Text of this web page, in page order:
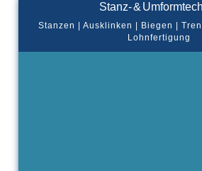
Stanz- &
Stanzen | Ausklinken | Biegen |
Lohnfertigung